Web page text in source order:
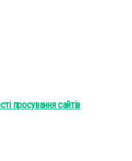
просування сайтів